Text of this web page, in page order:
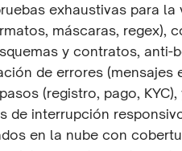
exhaustivas para
máscaras, regex),
y contratos,
de errores (mensajes
(registro, pago,
de interrupción
en la nube con